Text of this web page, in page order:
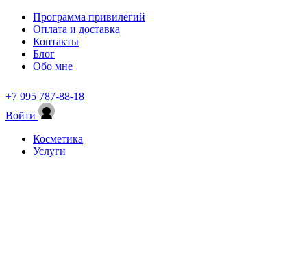
Программа привилегий
Оплата и доставка
Контакты
Блог
Обо мне
+7 995 787-88-18
Войти
Косметика
Услуги